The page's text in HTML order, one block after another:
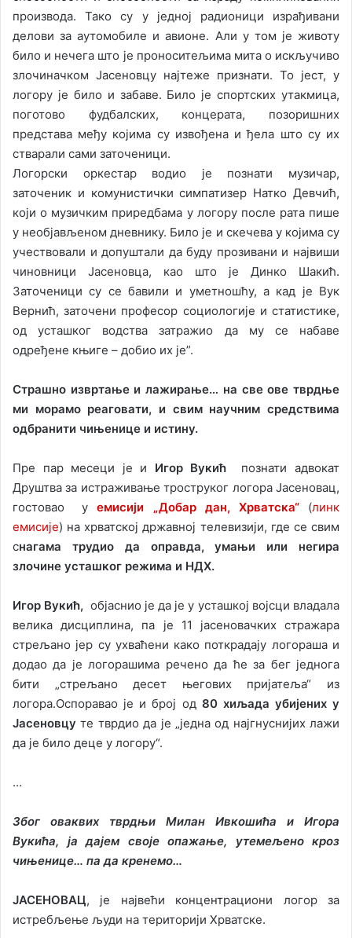
производа. Тако су у једној радионици израђивани
делови за аутомобиле и авионе. Али у том је животу
било и нечега што је проноситељима мита о искључиво
злочиначком Јасеновцу најтеже признати. То јест, у
логору је било и забаве. Било је спортских утакмица,
поготово фудбалских, концерата, позоришних
представа међу којима су извођена и ђела што су их
стварали сами заточеници.
Логорски оркестар водио је познати музичар,
заточеник и комунистички симпатизер Натко Девчић,
који о музичким приредбама у логору после рата пише
у необјављеном дневнику. Било је и скечева у којима су
учествовали и допуштали да буду прозивани и највиши
чиновници Јасеновца, као што је Динко Шакић.
Заточеници су се бавили и уметношћу, а кад је Вук
Вернић, заточени професор социологије и статистике,
од усташког водства затражио да му се набаве
одређене књиге – добио их је”.
Страшно извртање и лажирање… на све ове тврдње
ми морамо реаговати, и свим научним средствима
одбранити чињенице и истину.
Пре пар месеци је и Игор Вукић
познати адвокат
Друштва за истраживање троструког логора Јасеновац,
гостовао уемисији „Добар дан, Хрватска“(линк
емисије) на хрватској државној телевизији, где се свим
снагама трудио да оправда, умањи или негира
злочине усташког режима и НДХ.
Игор Вукић, објаснио је да је у усташкој војсци владала
велика дисциплина, па је 11 јасеновачких стражара
стрељано јер су ухваћени како поткрадају логораша и
додао да је логорашима речено да ће за бег једнога
бити „стрељано десет његових пријатеља“ из
логора.Оспоравао је и број од 80 хиљада убијених у
Јасеновцу те тврдио да је „једна од најгнуснијих лажи
да је било деце у логору“.
…
Због оваквих тврдњи Милан Ивкошића и Игора
Вукића, ја дајем своје опажање, утемељено кроз
чињенице… па да кренемо…
ЈАСЕНОВАЦ, је највећи концентрациони логор за
истребљење људи на територији Хрватске.